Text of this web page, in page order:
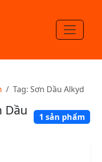
Tag: Sơn Dầu Alkyd
Dầu
1 sản phẩm